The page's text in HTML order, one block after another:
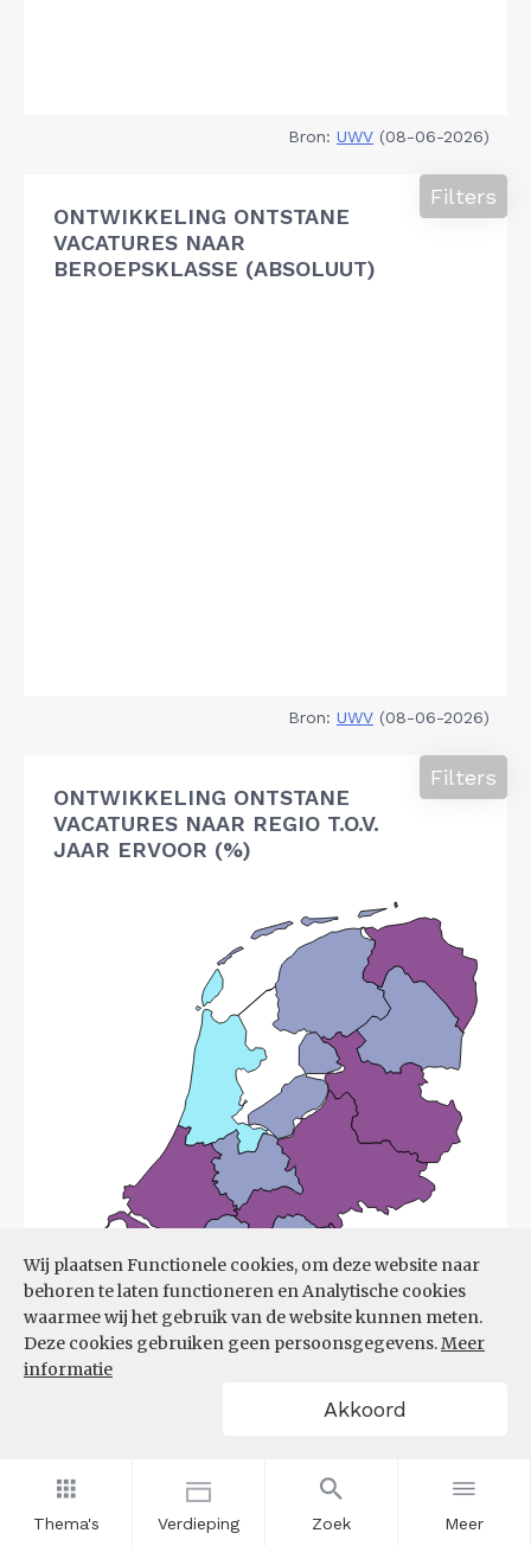
Thema's Verdieping Zoek Meer
Wij plaatsen Functionele cookies, om deze website naar
behoren te laten functioneren en Analytische cookies
waarmee wij het gebruik van de website kunnen meten.
Deze cookies gebruiken geen persoonsgegevens.Meer
informatie
Akkoord
Bron: UWV (08-06-2026)
ONTWIKKELING ONTSTANE
VACATURES NAAR
BEROEPSKLASSE (ABSOLUUT)
Filters
Bron: UWV (08-06-2026)
ONTWIKKELING ONTSTANE
VACATURES NAAR REGIO T.O.V.
JAAR ERVOOR (%)
Filters
Bron:
Filters